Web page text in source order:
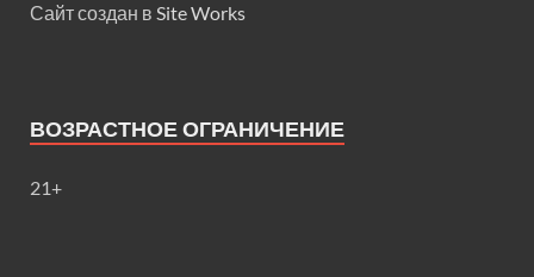
Сайт создан в Site Works
ВОЗРАСТНОЕ ОГРАНИЧЕНИЕ
21+